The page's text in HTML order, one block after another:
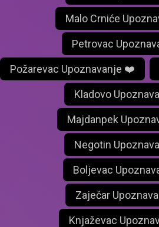
Malo Crniće
Petrovac
Požarevac Upoznavanje ❤️
Kladovo
Majdanpek
Negotin
Boljevac
Zaječar
Knjaževac